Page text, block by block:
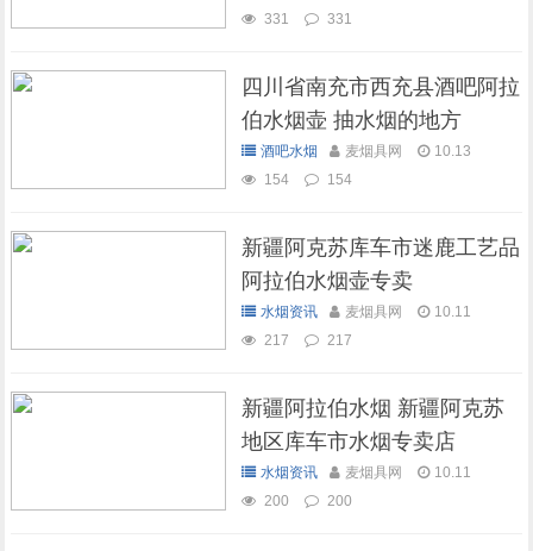
331
331
四川省南充市西充县酒吧阿拉
伯水烟壶 抽水烟的地方
酒吧水烟 麦烟具网
10.13
154
154
新疆阿克苏库车市迷鹿工艺品
阿拉伯水烟壶专卖
水烟资讯 麦烟具网
10.11
217
217
新疆阿拉伯水烟 新疆阿克苏
地区库车市水烟专卖店
水烟资讯 麦烟具网
10.11
200
200